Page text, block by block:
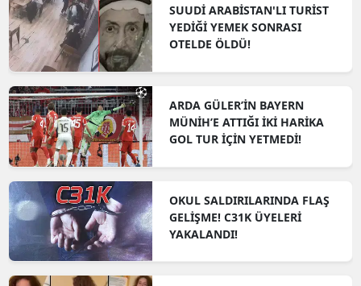
SUUDİ ARABİSTAN'LI TURİST
YEDİĞİ YEMEK SONRASI
OTELDE ÖLDÜ!
ARDA GÜLER’İN BAYERN
MÜNİH’E ATTIĞI İKİ HARİKA
GOL TUR İÇİN YETMEDİ!
OKUL SALDIRILARINDA FLAŞ
GELİŞME! C31K ÜYELERİ
YAKALANDI!